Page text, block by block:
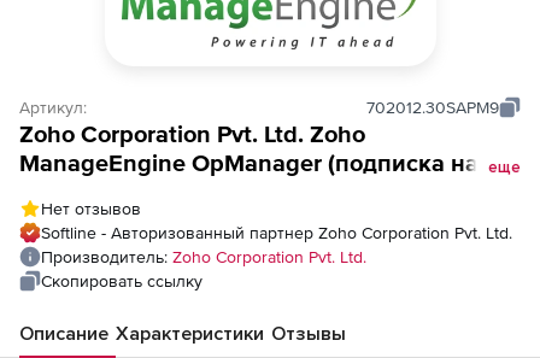
Артикул: 702012.30SAPM9
Zoho Corporation Pvt. Ltd. Zoho
ManageEngine OpManager (подписка на
Oracle EBS Add On APM Plugin
еще
Нет отзывов
Softline - Авторизованный партнер Zoho Corporation Pvt. Ltd.
Производитель: Zoho Corporation Pvt. Ltd.
Скопировать ссылку
Описание Характеристики Отзывы